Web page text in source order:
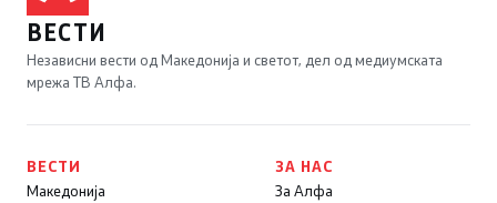
ВЕСТИ
Независни вести од Македонија и светот, дел од медиумската
мрежа ТВ Алфа.
ВЕСТИ
Македонија
ЗА НАС
За Алфа